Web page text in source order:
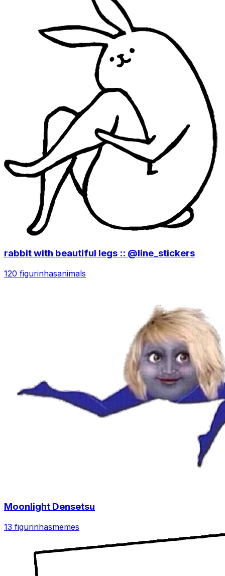
rabbit with beautiful legs :: @line_stickers
120 figurinhasanimals
Moonlight Densetsu
13 figurinhasmemes